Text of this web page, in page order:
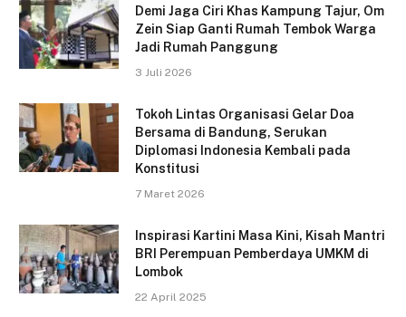
Demi Jaga Ciri Khas Kampung Tajur, Om
Zein Siap Ganti Rumah Tembok Warga
Jadi Rumah Panggung
3 Juli 2026
Tokoh Lintas Organisasi Gelar Doa
Bersama di Bandung, Serukan
Diplomasi Indonesia Kembali pada
Konstitusi
7 Maret 2026
Inspirasi Kartini Masa Kini, Kisah Mantri
BRI Perempuan Pemberdaya UMKM di
Lombok
22 April 2025